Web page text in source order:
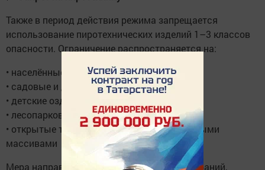
Также в период действия режима запрещается
использование пиротехнических изделий 1–3 классов
опасности. Ограничение распространяется на:
• населённые пункты рядом с лесами
• садовые и дачные участки
• детские оздоровительные лагеря
• лесопарковые зоны и торфяники
• открытые территории, граничащие с лесными
массивами
Мера направлена на снижение риска возгораний,